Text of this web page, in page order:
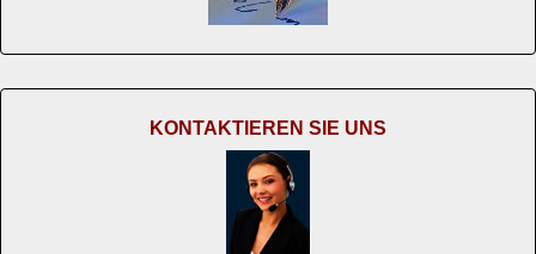
KONTAKTIEREN SIE UNS